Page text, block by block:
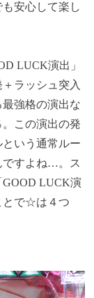
安心して楽し
LUCK演出」
ラッシュ突入
強格の演出な
この演出の発
いう通常ルー
ですよね…。ス
LUCK演
とで☆は４つ